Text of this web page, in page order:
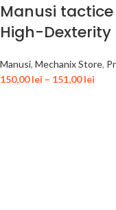
Manusi tactice
High-Dexterity
Manusi, Mechanix Store,
150,00lei – 151,00lei